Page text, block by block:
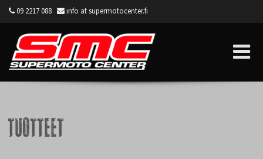
09 2217 088 info at supermotocenter.fi
Tuotteet